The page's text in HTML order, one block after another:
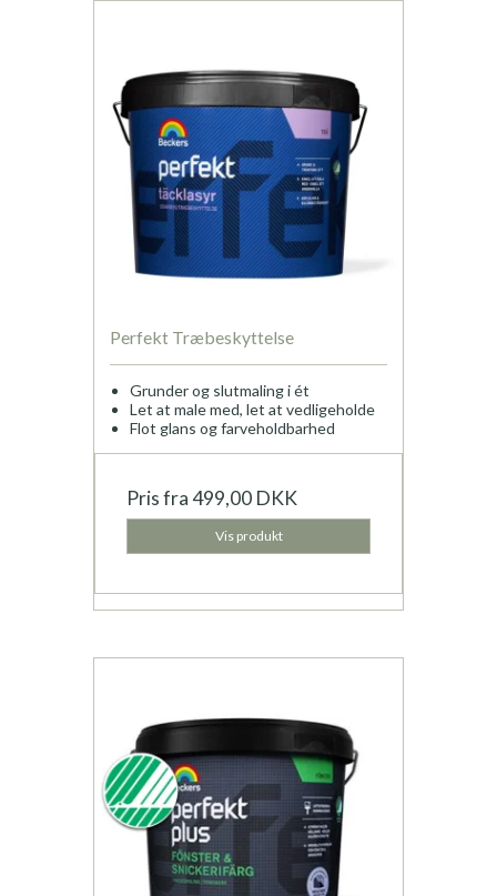
Perfekt Træbeskyttelse
Grunder og slutmaling i ét
Let at male med, let at vedligeholde
Flot glans og farveholdbarhed
Pris fra 499,00 DKK
Vis produkt